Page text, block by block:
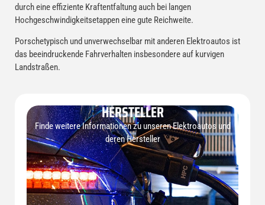
durch eine effiziente Kraftentfaltung auch bei langen
Hochgeschwindigkeitsetappen eine gute Reichweite.
Porschetypisch und unverwechselbar mit anderen Elektroautos ist
das beeindruckende Fahrverhalten insbesondere auf kurvigen
Landstraßen.
HERSTELLER
Finde weitere Informationen zu unseren Elektroautos und
deren Hersteller